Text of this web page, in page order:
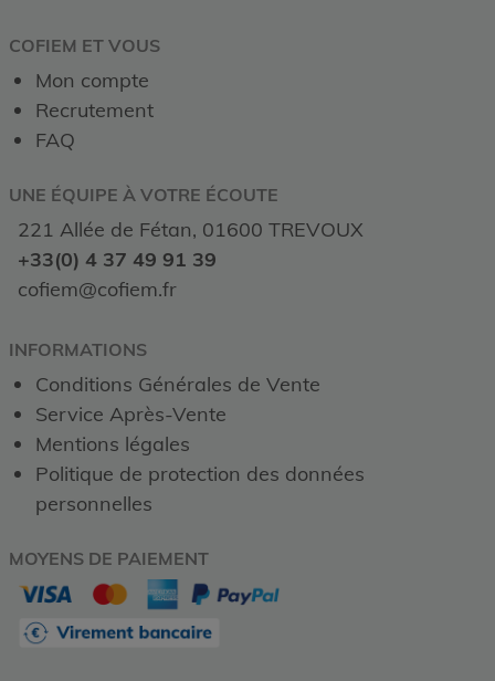
COFIEM ET VOUS
Mon compte
Recrutement
FAQ
UNE ÉQUIPE À VOTRE ÉCOUTE
221 Allée de Fétan, 01600 TREVOUX
+33(0) 4 37 49 91 39
cofiem@cofiem.fr
INFORMATIONS
Conditions Générales de Vente
Service Après-Vente
Mentions légales
Politique de protection des données
personnelles
MOYENS DE PAIEMENT